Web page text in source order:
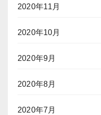
2020年11月
2020年10月
2020年9月
2020年8月
2020年7月